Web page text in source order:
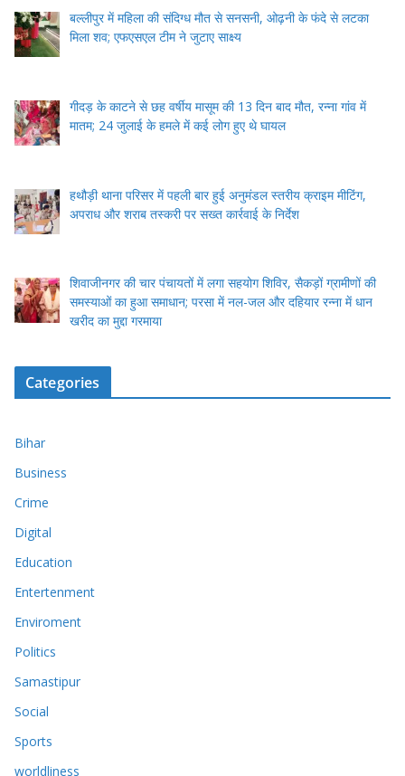
बल्लीपुर में महिला की संदिग्ध मौत से सनसनी, ओढ़नी के फंदे से लटका
मिला शव; एफएसएल टीम ने जुटाए साक्ष्य
गीदड़ के काटने से छह वर्षीय मासूम की 13 दिन बाद मौत, रन्ना गांव में
मातम; 24 जुलाई के हमले में कई लोग हुए थे घायल
हथौड़ी थाना परिसर में पहली बार हुई अनुमंडल स्तरीय क्राइम मीटिंग,
अपराध और शराब तस्करी पर सख्त कार्रवाई के निर्देश
शिवाजीनगर की चार पंचायतों में लगा सहयोग शिविर, सैकड़ों ग्रामीणों की
समस्याओं का हुआ समाधान; परसा में नल-जल और दहियार रन्ना में धान
खरीद का मुद्दा गरमाया
Categories
Bihar
Business
Crime
Digital
Education
Entertenment
Enviroment
Politics
Samastipur
Social
Sports
worldliness